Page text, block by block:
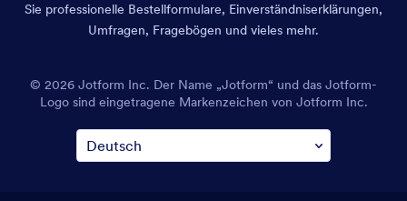
Sie professionelle Bestellformulare, Einverständniserklärungen,
Umfragen, Fragebögen und vieles mehr.
© 2026 Jotform Inc. Der Name „Jotform“ und das Jotform-
Logo sind eingetragene Markenzeichen von Jotform Inc.